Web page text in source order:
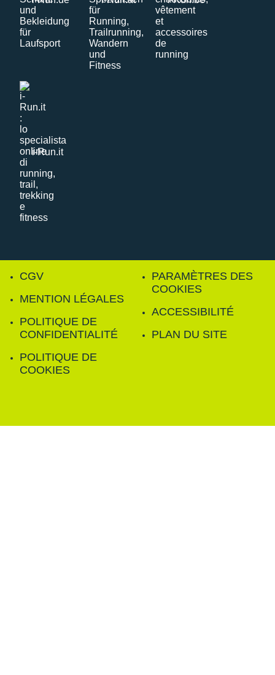
i-Run.it
CGV
MENTION LÉGALES
POLITIQUE DE
CONFIDENTIALITÉ
POLITIQUE DE
COOKIES
PARAMÈTRES DES
COOKIES
ACCESSIBILITÉ
PLAN DU SITE